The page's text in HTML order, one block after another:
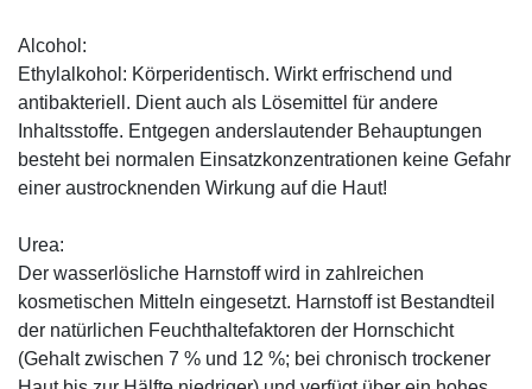
Alcohol:
Ethylalkohol: Körperidentisch. Wirkt erfrischend und
antibakteriell. Dient auch als Lösemittel für andere
Inhaltsstoffe. Entgegen anderslautender Behauptungen
besteht bei normalen Einsatzkonzentrationen keine Gefahr
einer austrocknenden Wirkung auf die Haut!
Urea:
Der wasserlösliche Harnstoff wird in zahlreichen
kosmetischen Mitteln eingesetzt. Harnstoff ist Bestandteil
der natürlichen Feuchthaltefaktoren der Hornschicht
(Gehalt zwischen 7 % und 12 %; bei chronisch trockener